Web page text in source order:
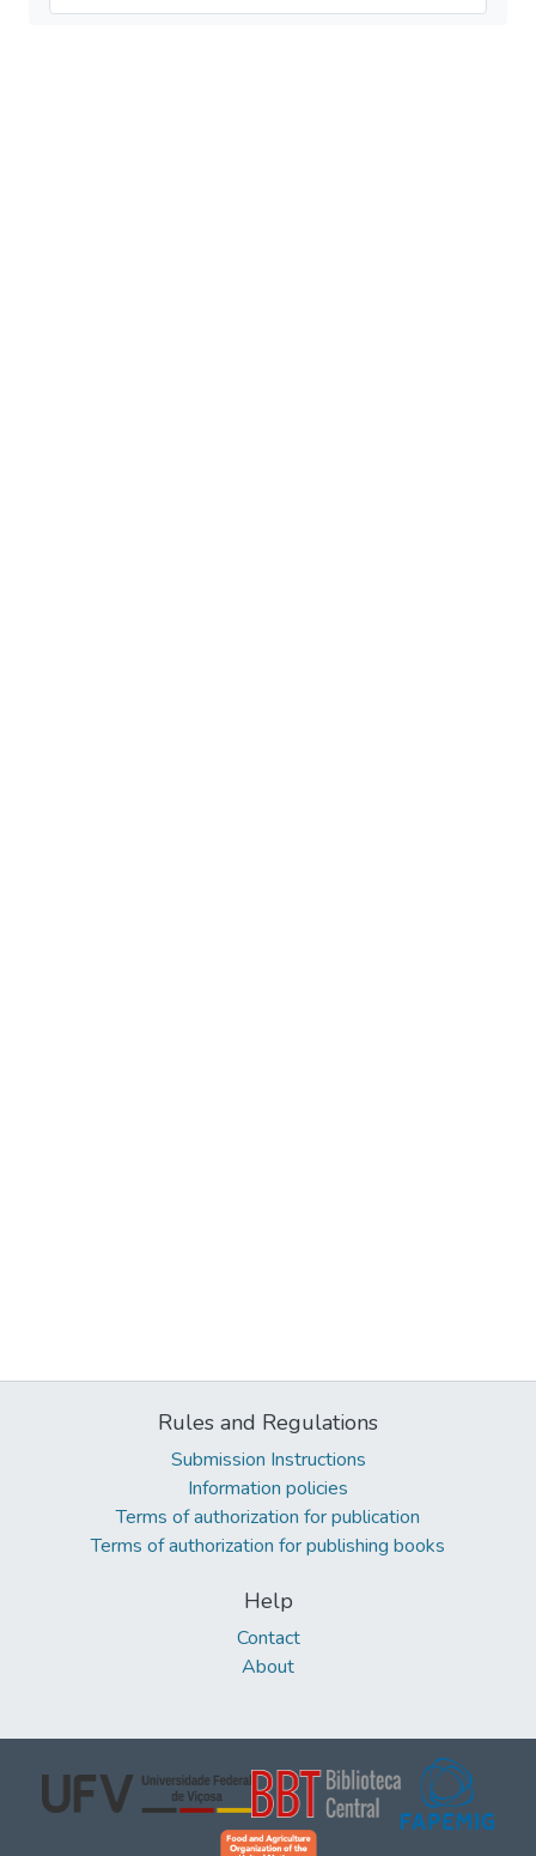
Rules and Regulations
Submission Instructions
Information policies
Terms of authorization for publication
Terms of authorization for publishing books
Help
Contact
About